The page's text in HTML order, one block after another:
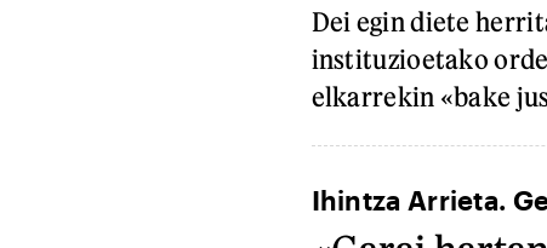
Dei egin diete
instituzioetako
elkarrekin «bake
Ihintza Arrieta.